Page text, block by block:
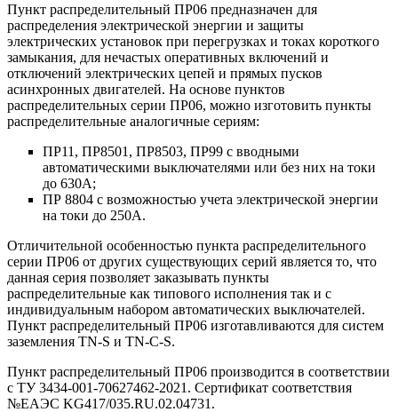
Пункт распределительный ПР06 предназначен для
распределения электрической энергии и защиты
электрических установок при перегрузках и токах короткого
замыкания, для нечастых оперативных включений и
отключений электрических цепей и прямых пусков
асинхронных двигателей. На основе пунктов
распределительных серии ПР06, можно изготовить пункты
распределительные аналогичные сериям:
ПР11, ПР8501, ПР8503, ПР99 с вводными
автоматическими выключателями или без них на токи
до 630А;
ПР 8804 с возможностью учета электрической энергии
на токи до 250А.
Отличительной особенностью пункта распределительного
серии ПР06 от других существующих серий является то, что
данная серия позволяет заказывать пункты
распределительные как типового исполнения так и с
индивидуальным набором автоматических выключателей.
Пункт распределительный ПР06 изготавливаются для систем
заземления TN-S и TN-С-S.
Пункт распределительный ПР06 производится в соответствии
с ТУ 3434-001-70627462-2021. Сертификат соответствия
№ЕАЭС KG417/035.RU.02.04731.